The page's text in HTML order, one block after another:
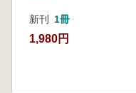
新刊 1冊
1,980円